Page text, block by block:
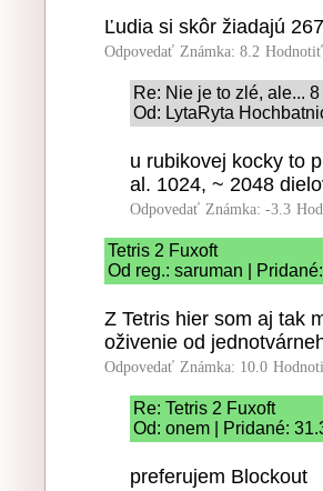
Ľudia si skôr žiadajú
Odpovedať Známka: 8.2
Re: Nie je to zlé, ale...
Od: LytaRyta
u rubikovej kocky to
al. 1024, ~ 2048
Odpovedať Známka: -3.3
Tetris 2 Fuxoft
Od reg.: saruman |
Z Tetris hier som aj tak
oživenie od
Odpovedať Známka: 10.0
Re: Tetris 2 Fuxoft
Od: onem | Pridané:
preferujem Blockout